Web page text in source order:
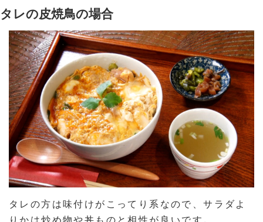
タレの皮焼鳥の場合
タレの方は味付けがこってり系なので、サラダよ
りかは炒め物や丼ものと相性が良いです。